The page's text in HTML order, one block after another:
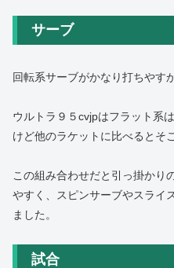
サーブ
回転系サーブがかなり打ちやす
ウルトラ９５cvjpはフラット系
けど他のラケットに比べるとそ
この組み合わせだと引っ掛かり
やすく、スピンサーブやスライ
ました。
試合